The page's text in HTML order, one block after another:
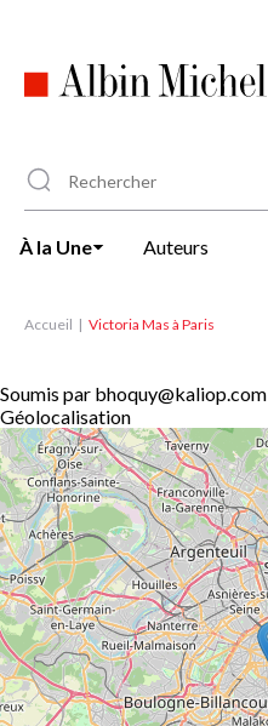
principal
À la Une Auteurs
Accueil Victoria Mas à Paris
Soumis par bhoquy@kaliop.com
Géolocalisation